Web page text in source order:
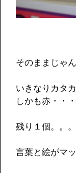
そのままじゃ
いきなりカタ
しかも赤・・・
残り１個。。
言葉と絵がマ